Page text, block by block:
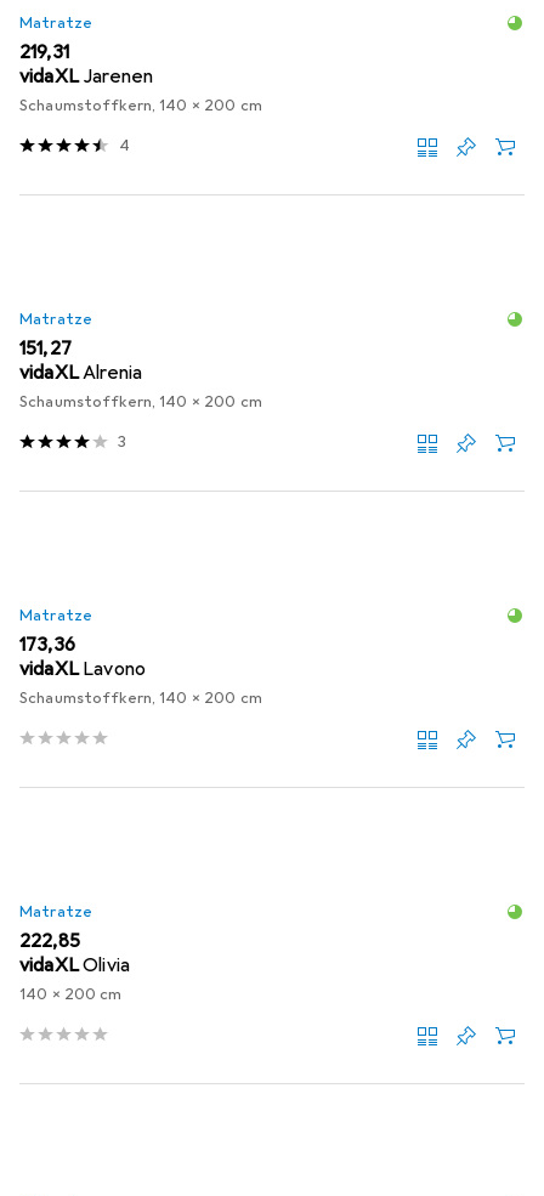
Matratze
EUR
219,31
vidaXL Jarenen
Schaumstoffkern, 140 x 200 cm
4
Matratze
EUR
151,27
vidaXLAlrenia
Schaumstoffkern, 140 x 200 cm
3
Matratze
EUR
173,36
vidaXL Lavono
Schaumstoffkern, 140 x 200 cm
Matratze
EUR
222,85
vidaXLOlivia
140 x 200 cm